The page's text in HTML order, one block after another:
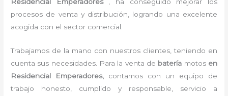
procesos de venta y distribución, logrando una excelente
acogida con el sector comercial.
Trabajamos de la mano con nuestros clientes, teniendo en
cuenta sus necesidades. Para la venta de batería motosen
Residencial Emperadores, contamos con un equipo de
trabajo honesto, cumplido y responsable, servicio a